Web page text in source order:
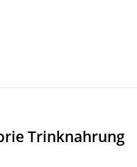
Trinknahrung